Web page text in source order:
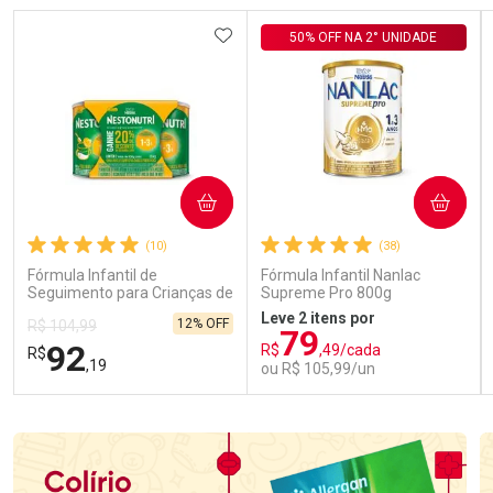
(10)
Fórmula Infantil de
Seguimento para Crianças de
Primeira Infância Nestonutri
2 Unidades de 800g cada
R$ 104,99
R$92,19
12% OFF
ADICIONAR AOS FAVORITOS
COMPRAR
(38)
Fórmula Infantil Nanlac
Supreme Pro 800g
50% OFF NA 2° UNIDADE
Leve 2 itens por
R$79,49/cada
ou R$ 105,99/un
COMPRAR
Laboratório
Por Menos